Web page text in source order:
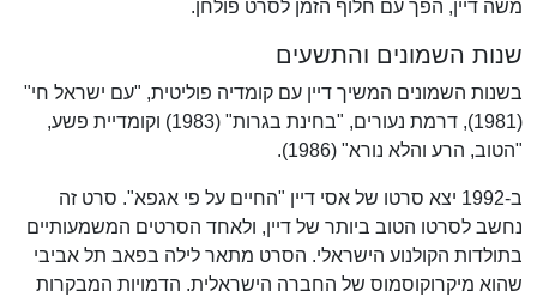
משה דיין, הפך עם חלוף הזמן לסרט פולחן.
שנות השמונים והתשעים
בשנות השמונים המשיך דיין עם קומדיה פוליטית, "עם ישראל חי"
(1981), דרמת נעורים, "בחינת בגרות" (1983) וקומדיית פשע,
"הטוב, הרע והלא נורא" (1986).
ב-1992 יצא סרטו של אסי דיין "החיים על פי אגפא". סרט זה
נחשב לסרטו הטוב ביותר של דיין, ולאחד הסרטים המשמעותיים
בתולדות הקולנוע הישראלי. הסרט מתאר לילה בפאב תל אביבי
שהוא מיקרוקוסמוס של החברה הישראלית. הדמויות המבקרות